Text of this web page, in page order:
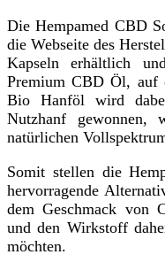
Die Hempamed CBD
die Webseite des
Kapseln erhältlich
Premium CBD Öl, auf
Bio Hanföl wird
Nutzhanf
natürlichen
Somit stellen die
hervorragende
dem Geschmack von
und den Wirkstoff
möchten.